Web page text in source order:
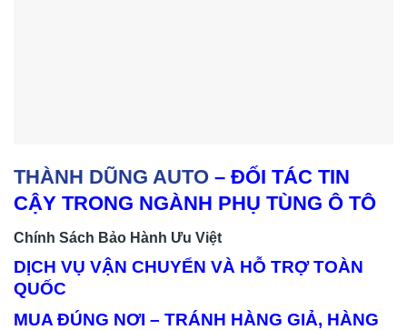
THÀNH DŨNG AUTO – ĐỐI TÁC TIN
CẬY TRONG NGÀNH PHỤ TÙNG Ô TÔ
Chính Sách Bảo Hành Ưu Việt
DỊCH VỤ VẬN CHUYỂN VÀ HỖ TRỢ TOÀN
QUỐC
MUA ĐÚNG NƠI – TRÁNH HÀNG GIẢ, HÀNG